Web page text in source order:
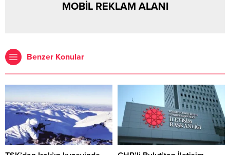
MOBİL REKLAM ALANI
Benzer Konular